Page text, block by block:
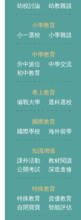
幼校討論
幼教雜談
小學教育
小一選校
小學雜談
中學教育
升中派位
中學交流
初中教育
專上教育
備戰大學
選科選校
國際教育
國際學校
海外留學
知識增值
課外活動
教材閱讀
公開考試
深造進修
特殊教育
特殊教育
資優教育
自閉寶寶
智能評估